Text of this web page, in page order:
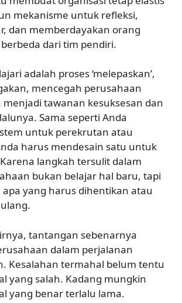
mekanisme untuk refleksi,
dan memberdayakan orang
dari tim pendiri.
adalah proses ‘melepaskan’,
mencegah perusahaan
tawanan kesuksesan dan
Sama seperti Anda
untuk perekrutan atau
harus mendesain satu untuk
langkah tersulit dalam
bukan belajar hal baru, tapi
yang harus dihentikan atau
tantangan sebenarnya
dalam perjalanan
Kesalahan termahal belum tentu
yang salah. Kadang mungkin
yang benar terlalu lama.